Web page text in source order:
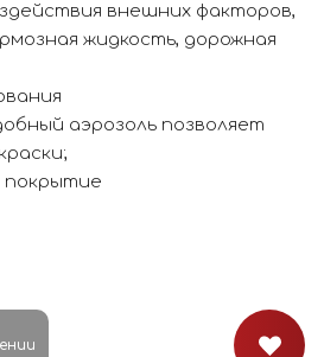
внешних факторов,
жидкость, дорожная
аэрозоль позволяет